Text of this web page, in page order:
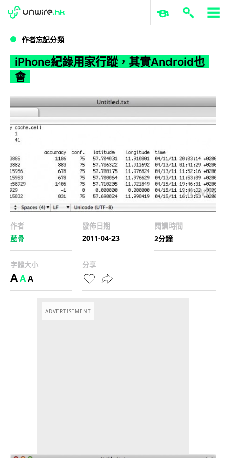
iPhone紀錄用家行蹤，其實Android也會
WWDC 2026 ERP 與商業 AI
作者忘記分類
iPhone紀錄用家行蹤，其實Android也
會
作者
藍骨
發佈日期
2011-04-23
閱讀時間
2分鐘
字體大小
AAA
分享
ADVERTISEMENT